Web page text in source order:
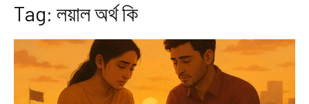
Tag: লয়াল অর্থ কি